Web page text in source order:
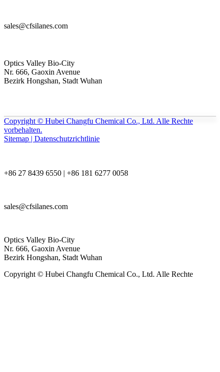
sales@cfsilanes.com
Optics Valley Bio-City
Nr. 666, Gaoxin Avenue
Bezirk Hongshan, Stadt Wuhan
Copyright © Hubei Changfu Chemical Co., Ltd. Alle Rechte
vorbehalten.
Sitemap | Datenschutzrichtlinie
+86 27 8439 6550 | +86 181 6277 0058
sales@cfsilanes.com
Optics Valley Bio-City
Nr. 666, Gaoxin Avenue
Bezirk Hongshan, Stadt Wuhan
Copyright © Hubei Changfu Chemical Co., Ltd. Alle Rechte